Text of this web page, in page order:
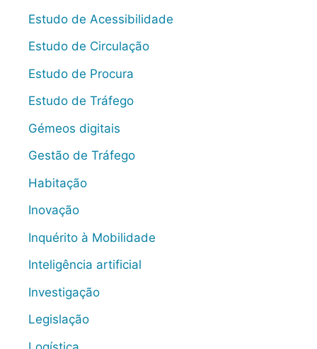
Estudo de Acessibilidade
Estudo de Circulação
Estudo de Procura
Estudo de Tráfego
Gémeos digitais
Gestão de Tráfego
Habitação
Inovação
Inquérito à Mobilidade
Inteligência artificial
Investigação
Legislação